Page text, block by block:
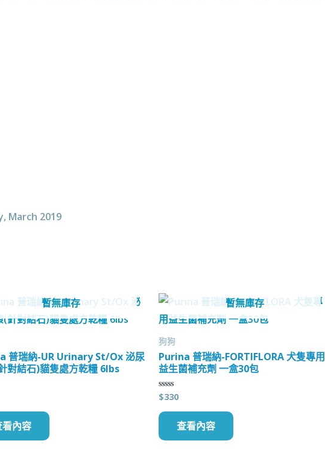
March 2019
暫無庫存
普瑞納-UR Urinary St/Ox 泌尿
對結石)貓隻處方乾糧 6lbs
看內容
暫無庫存
狗狗
Purina 普瑞納-FORTIFLORA 犬隻專用
益生菌補充劑 一盒30包
評
分
0
滿
5
$330
查看內容